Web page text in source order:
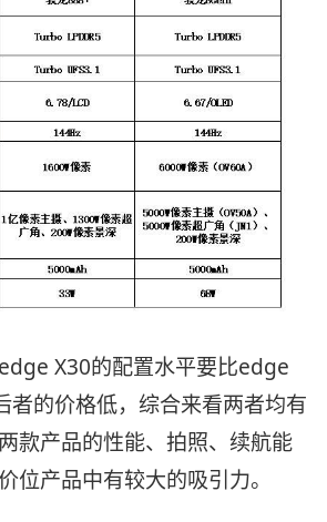
X30的配置水平要比edge
者的价格低，综合来看两者均有
款产品的性能、拍照、续航能
位产品中有较大的吸引力。